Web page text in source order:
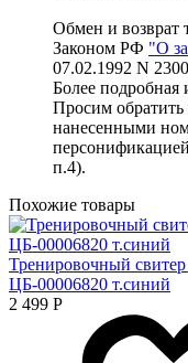
Обмен и возврат
Законом РФ "О
07.02.1992 N
Более подробная
Просим обратить
нанесенными
п.4).
Похожие товары
Тренировочный
ЦБ-00006820 т.синий
2 499 Р